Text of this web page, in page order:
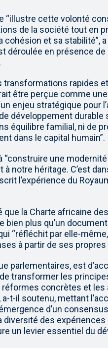
“illustre cette volonté
de la société tout en
et sa stabilité”, a
déroulée en présence de
transformations rapides
être perçue comme
enjeu stratégique pour
développement
équilibre familial, ni de
dans le capital humain”.
une
à notre héritage. C’est
l’expérience du
que la Charte africaine
bien plus qu’un
“réfléchit par elle-
à partir de ses propres
parlementaires, est
transformer les
concrètes et les
t-il soutenu, mettant
d’un
diversité des
un levier essentiel du